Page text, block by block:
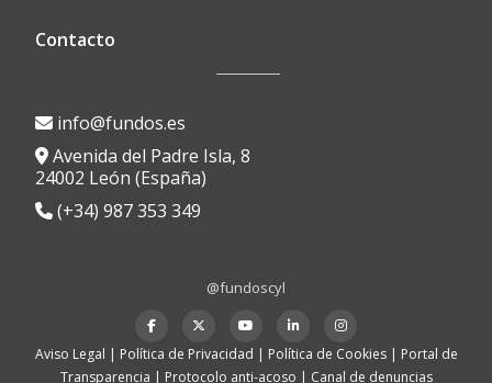
Contacto
info@fundos.es
Avenida del Padre Isla, 8
24002 León (España)
(+34) 987 353 349
@fundoscyl
secundario
fa-
facebook
fa-
fa-
fa-
play
fa-
fa-
Aviso Legal | Política de Privacidad | Política de Cookies| Portal de
Transparencia | Protocolo anti-acoso | Canal de denuncias